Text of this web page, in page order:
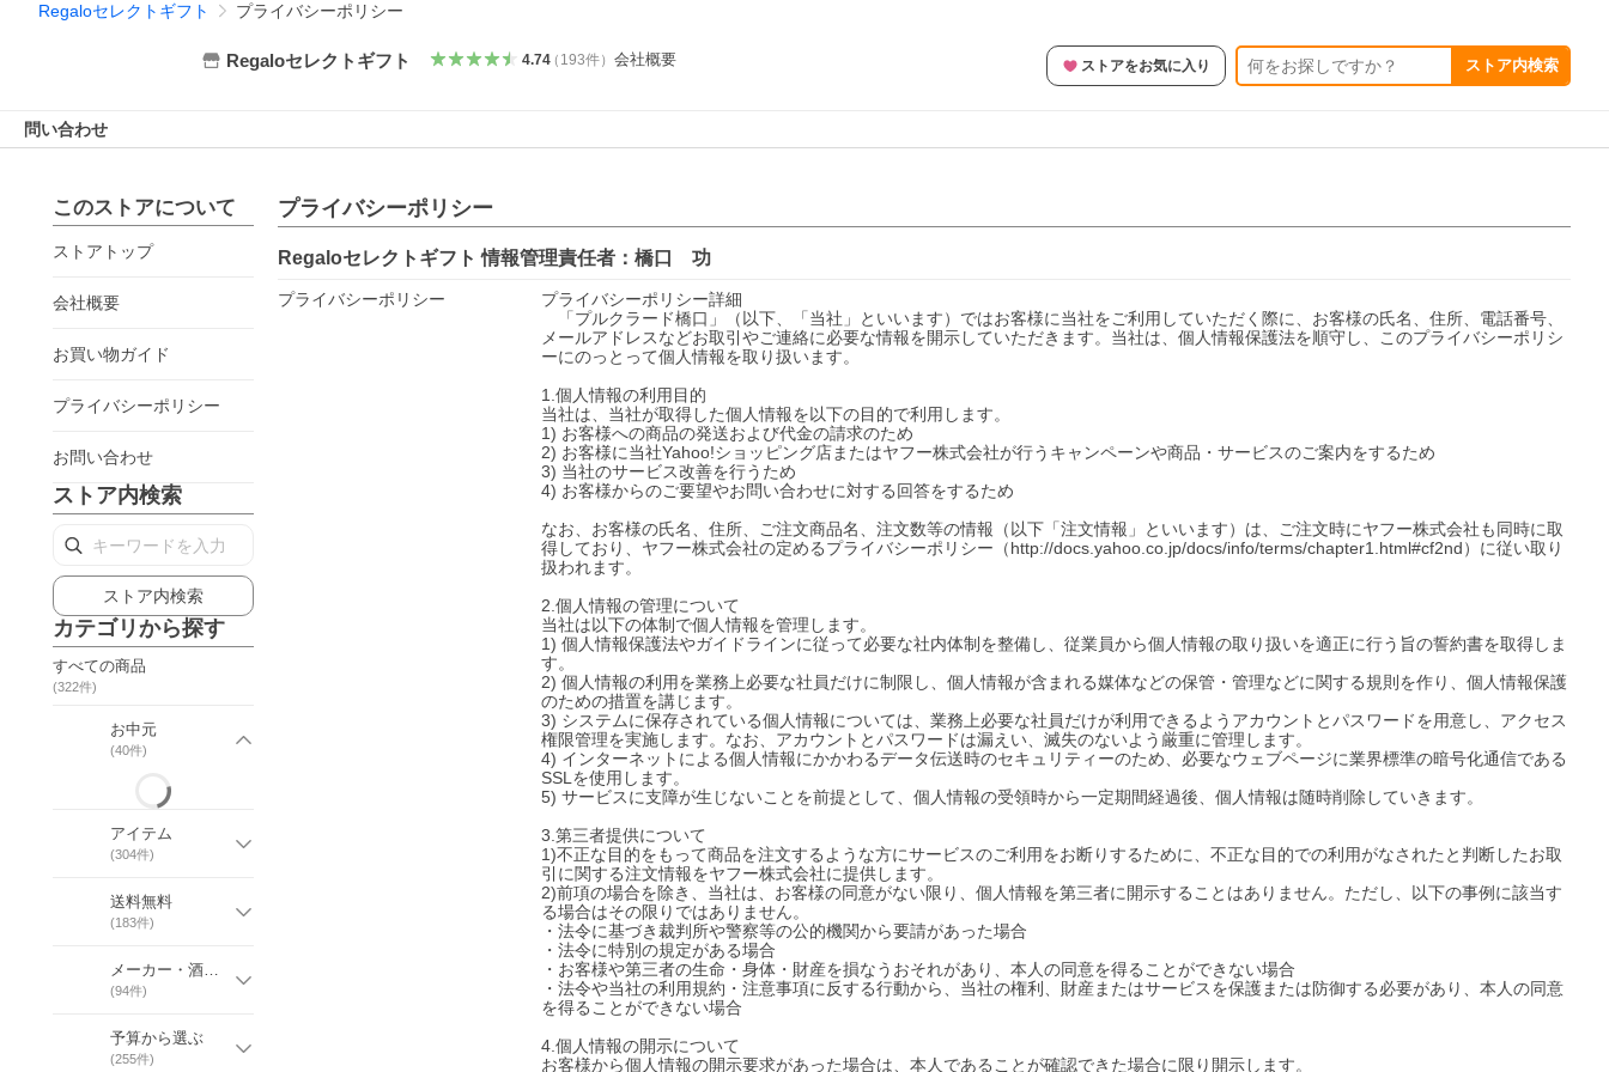
Regaloセレクトギフト プライバシーポリシー
Regaloセレクトギフト 4.74（ 193件） 会社概要 ストアをお気に入り ストア内検索
問い合わせ
このストアについて
ストアトップ
会社概要
お買い物ガイド
プライバシーポリシー
お問い合わせ
ストア内検索
ストア内検索
カテゴリから探す
すべての商品
(322件)
お中元
(40件)
アイテム
(304件)
送料無料
(183件)
メーカー・酒造・ブランド
(94件)
予算から選ぶ
(255件)
プライバシーポリシー
Regaloセレクトギフト 情報管理責任者： 橋口 功
プライバシーポリシー
プライバシーポリシー詳細
「プルクラード橋口」（以下、「当社」といいます）ではお客様に当社をご利用していただく際に、お客様の氏名、住所、電話番号、
メールアドレスなどお取引やご連絡に必要な情報を開示していただきます。当社は、個人情報保護法を順守し、このプライバシーポリシ
ーにのっとって個人情報を取り扱います。
1.個人情報の利用目的
当社は、当社が取得した個人情報を以下の目的で利用します。
1) お客様への商品の発送および代金の請求のため
2) お客様に当社Yahoo!ショッピング店またはヤフー株式会社が行うキャンペーンや商品・サービスのご案内をするため
3) 当社のサービス改善を行うため
4) お客様からのご要望やお問い合わせに対する回答をするため
なお、お客様の氏名、住所、ご注文商品名、注文数等の情報（以下「注文情報」といいます）は、ご注文時にヤフー株式会社も同時に取
得しており、ヤフー株式会社の定めるプライバシーポリシー（http://docs.yahoo.co.jp/docs/info/terms/chapter1.html#cf2nd）に従い取り
扱われます。
2.個人情報の管理について
当社は以下の体制で個人情報を管理します。
1) 個人情報保護法やガイドラインに従って必要な社内体制を整備し、従業員から個人情報の取り扱いを適正に行う旨の誓約書を取得しま
す。
2) 個人情報の利用を業務上必要な社員だけに制限し、個人情報が含まれる媒体などの保管・管理などに関する規則を作り、個人情報保護
のための措置を講じます。
3) システムに保存されている個人情報については、業務上必要な社員だけが利用できるようアカウントとパスワードを用意し、アクセス
権限管理を実施します。なお、アカウントとパスワードは漏えい、滅失のないよう厳重に管理します。
4) インターネットによる個人情報にかかわるデータ伝送時のセキュリティーのため、必要なウェブページに業界標準の暗号化通信である
SSLを使用します。
5) サービスに支障が生じないことを前提として、個人情報の受領時から一定期間経過後、個人情報は随時削除していきます。
3.第三者提供について
1)不正な目的をもって商品を注文するような方にサービスのご利用をお断りするために、不正な目的での利用がなされたと判断したお取
引に関する注文情報をヤフー株式会社に提供します。
2)前項の場合を除き、当社は、お客様の同意がない限り、個人情報を第三者に開示することはありません。ただし、以下の事例に該当す
る場合はその限りではありません。
・法令に基づき裁判所や警察等の公的機関から要請があった場合
・法令に特別の規定がある場合
・お客様や第三者の生命・身体・財産を損なうおそれがあり、本人の同意を得ることができない場合
・法令や当社の利用規約・注意事項に反する行動から、当社の権利、財産またはサービスを保護または防御する必要があり、本人の同意
を得ることができない場合
4.個人情報の開示について
お客様から個人情報の開示要求があった場合は、本人であることが確認できた場合に限り開示します。